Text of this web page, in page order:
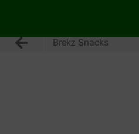
Brekz Snacks